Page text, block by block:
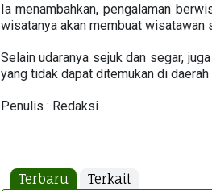
Ia menambahkan, pengalaman
wisatanya akan membuat
Selain udaranya sejuk dan segar,
yang tidak dapat ditemukan di daerah
Penulis : Redaksi
Terbaru Terkait